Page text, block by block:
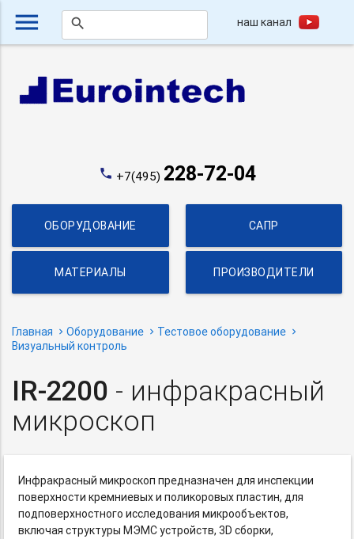
menu search наш канал
phone +7(495) 228-72-04
ОБОРУДОВАНИЕ САПР
МАТЕРИАЛЫ ПРОИЗВОДИТЕЛИ
Главная Оборудование
Тестовое оборудование
Визуальный контроль
IR-2200 - инфракрасный
микроскоп
Инфракрасный микроскоп предназначен для инспекции
поверхности кремниевых и поликоровых пластин, для
подповерхностного исследования микрообъектов,
включая структуры MЭMC устройств, 3D сборки,